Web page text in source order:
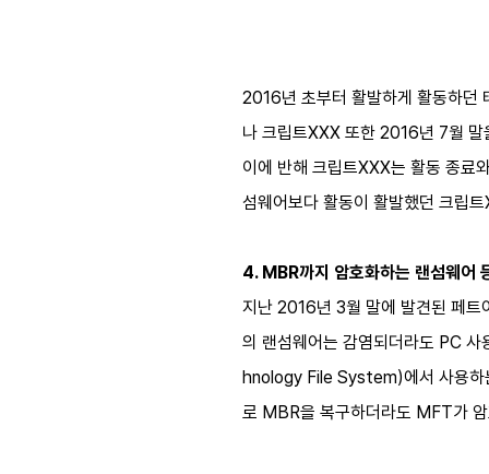
2016년 초부터 활발하게 활동하던
나 크립트XXX 또한 2016년 7월 말
이에 반해 크립트XXX는 활동 종료
섬웨어보다 활동이 활발했던 크립
4. MBR까지 암호화하는 랜섬웨어
지난 2016년 3월 말에 발견된 페
의 랜섬웨어는 감염되더라도 PC
hnology File System)에서 사용하
로 MBR을 복구하더라도 MFT가